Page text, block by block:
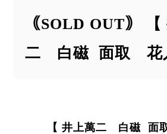
｟SOLD OUT｠
二 白磁 面取 花
【 井上萬二 白磁 面